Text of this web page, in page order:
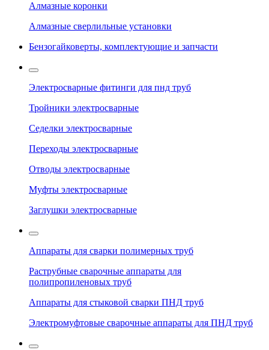
Алмазные коронки
Алмазные сверлильные установки
Бензогайковерты, комплектующие и запчасти
Электросварные фитинги для пнд труб
Тройники электросварные
Седелки электросварные
Переходы электросварные
Отводы электросварные
Муфты электросварные
Заглушки электросварные
Аппараты для сварки полимерных труб
Раструбные сварочные аппараты для
полипропиленовых труб
Аппараты для стыковой сварки ПНД труб
Электромуфтовые сварочные аппараты для ПНД труб